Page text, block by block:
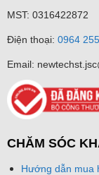
MST: 0316422872
Điện thoại: 0964
Email:
CHĂM SÓC
Hướng dẫn mua